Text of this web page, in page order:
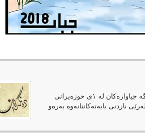
دەنگەکان وەک رۆژنامەیەکی ئەلکترۆنی لەپێناوی فەراهەمکردنی سەکۆیەکی ئازاد بۆ دەنگە جیاوازەکان لە ١ی حوزەیرانی
ناردنی بابەتەکانتانەوە بەرەو